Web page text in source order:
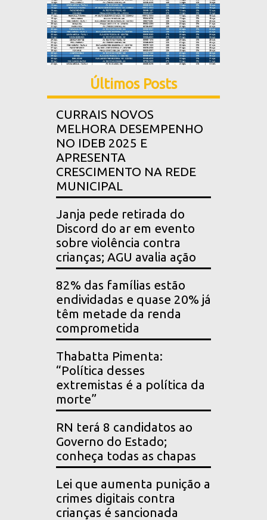
Últimos Posts
CURRAIS NOVOS
MELHORA DESEMPENHO
NO IDEB 2025 E
APRESENTA
CRESCIMENTO NA REDE
MUNICIPAL
Janja pede retirada do
Discord do ar em evento
sobre violência contra
crianças; AGU avalia ação
82% das famílias estão
endividadas e quase 20% já
têm metade da renda
comprometida
Thabatta Pimenta:
“Política desses
extremistas é a política da
morte”
RN terá 8 candidatos ao
Governo do Estado;
conheça todas as chapas
Lei que aumenta punição a
crimes digitais contra
crianças é sancionada